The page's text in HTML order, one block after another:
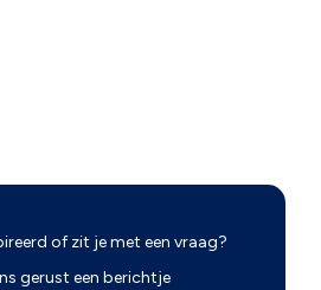
of zit je met een vraag?
gerust een berichtje